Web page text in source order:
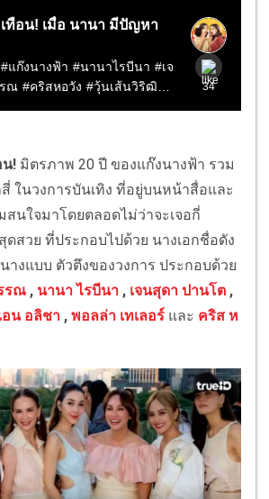
น! มิตรภาพ 20 ปี ของแก๊งนางฟ้า รวม
ในวงการบันเทิง ที่อยู่บนหน้าสื่อและ
นใจมาโดยตลอดไม่ว่าจะเจอกี่
สวย ที่ประกอบไปด้วย นางเอกชื่อดัง
นางแบบ ตัวตึงของวงการ ประกอบด้วย
รณ , นานา ไรบีนา , เจนสุดา ปานโต ,
น อลิชา , พอลล่า เทเลอร์ และ คริส ห